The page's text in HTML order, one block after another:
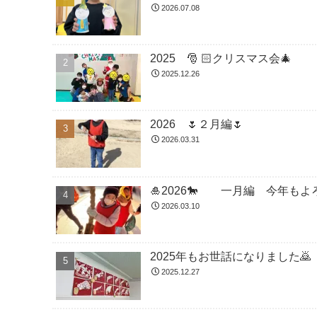
2026.07.08
2025 🎅 🏻クリスマス会🎄
2025.12.26
2026 🌷２月編🌷
2026.03.31
🎍2026🐎 一月編 今年もよろ
2026.03.10
2025年もお世話になりました🙇
2025.12.27